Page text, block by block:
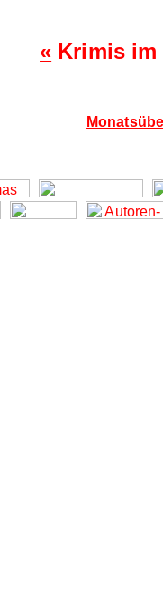
« Krimis